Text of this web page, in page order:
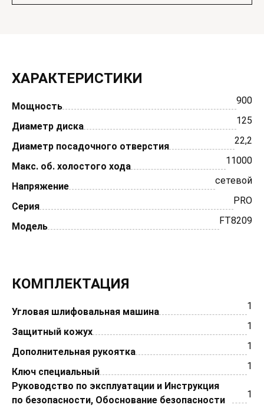
ХАРАКТЕРИСТИКИ
Мощность
900
Диаметр диска
125
Диаметр посадочного отверстия
22,2
Макс. об. холостого хода
11000
Напряжение
сетевой
Серия
PRO
Модель
FT8209
КОМПЛЕКТАЦИЯ
Угловая шлифовальная машина
1
Защитный кожух
1
Дополнительная рукоятка
1
Ключ специальный
1
Руководство по эксплуатации и Инструкция
по безопасности, Обоснование безопасности
1